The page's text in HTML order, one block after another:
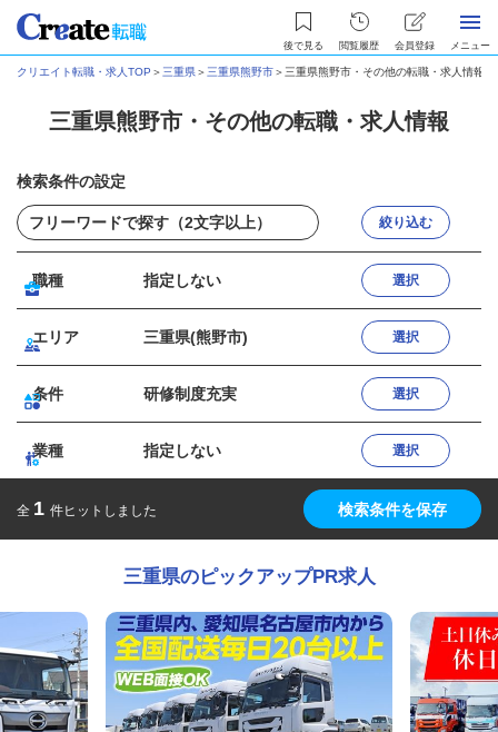
後で見る 閲覧履歴 会員登録 メニュー
クリエイト転職・求人TOP ＞ 三重県＞ 三重県熊野市＞ 三重県熊野市・その他の転職・求人情報
三重県熊野市・その他の転職・求人情報
検索条件の設定
絞り込む
職種 指定しない 選択
エリア 三重県(熊野市) 選択
条件 研修制度充実 選択
業種 指定しない 選択
全 1 件ヒットしました 検索条件を保存
三重県のピックアップPR求人